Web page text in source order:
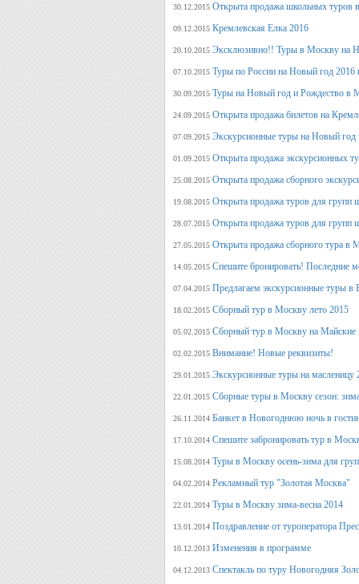
30.12.2015 Открыта продажа школьных туров
09.12.2015 Кремлевская Елка 2016
20.10.2015 Эксклюзивно!! Туры в Москву на
07.10.2015 Туры по России на Новый год 2016
30.09.2015 Туры на Новый год и Рождество в
24.09.2015 Открыта продажа билетов на
07.09.2015 Экскурсионные туры на Новый год
01.09.2015 Открыта продажа экскурсионных
25.08.2015 Открыта продажа сборного
19.08.2015 Открыта продажа туров для групп
28.07.2015 Открыта продажа туров для групп
27.05.2015 Открыта продажа сборного тура в
14.05.2015 Спешите бронировать! Последние
07.04.2015 Предлагаем экскурсионные туры в
18.02.2015 Сборный тур в Москву лето 2015
05.02.2015 Сборный тур в Москву на Майские
02.02.2015 Внимание! Новые реквизиты!
29.01.2015 Экскурсионные туры на масленицу
22.01.2015 Сборные туры в Москву сезон:
26.11.2014 Банкет в Новогоднюю ночь в
17.10.2014 Спешите забронировать тур в
15.08.2014 Туры в Москву осень-зима для
04.02.2014 Рекламный тур "Золотая Москва"
22.01.2014 Туры в Москву зима-весна 2014
13.01.2014 Поздравление от туроператора
10.12.2013 Изменения в программе
04.12.2013 Спектакль по туру Новогодняя